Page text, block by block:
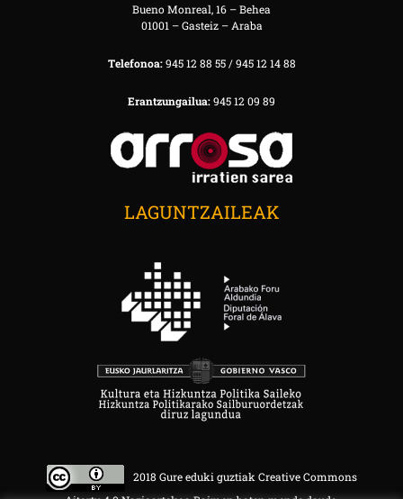
Bueno Monreal, 16 – Behea
01001 – Gasteiz – Araba
Telefonoa:945 12 88 55 / 945 12 14 88
Erantzungailua:945 12 09 89
LAGUNTZAILEAK
2018 Gure eduki guztiak Creative Commons